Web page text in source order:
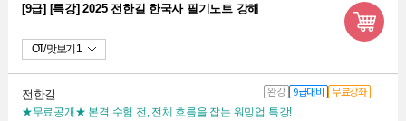
[9급] [특강] 2025 전한길 한국사 필기노트 강해
OT 맛보기 1
전한길 완강 9급대비 무료강좌
★무료공개★ 본격 수험 전, 전체 흐름을 잡는 워밍업 특강!